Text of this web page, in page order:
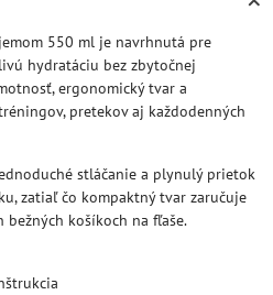
550 ml je navrhnutá pre
hydratáciu bez zbytočnej
ergonomický tvar a
pretekov aj každodenných
stláčanie a plynulý prietok
zatiaľ čo kompaktný tvar zaručuje
bežných košíkoch na fľaše.